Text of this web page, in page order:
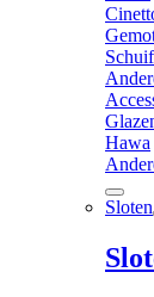
Hawa
Sloten